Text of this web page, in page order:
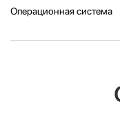
Операционная система